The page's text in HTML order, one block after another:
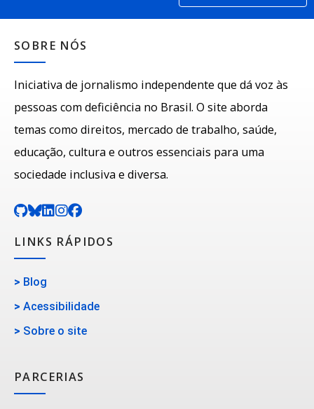
SOBRE NÓS
Iniciativa de jornalismo independente que dá voz às
pessoas com deficiência no Brasil. O site aborda
temas como direitos, mercado de trabalho, saúde,
educação, cultura e outros essenciais para uma
sociedade inclusiva e diversa.
LINKS RÁPIDOS
> Blog
> Acessibilidade
> Sobre o site
PARCERIAS